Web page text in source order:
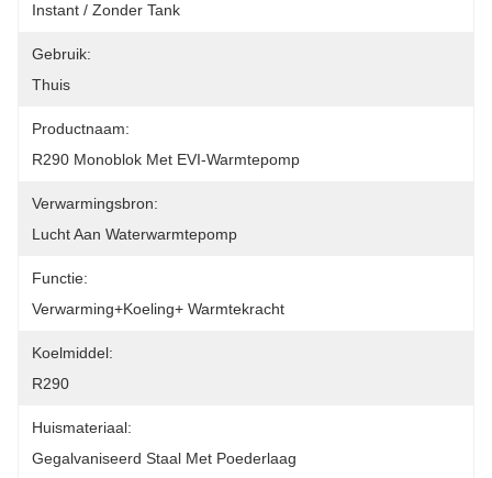
Instant / Zonder Tank
Gebruik:
Thuis
Productnaam:
R290 Monoblok Met EVI-Warmtepomp
Verwarmingsbron:
Lucht Aan Waterwarmtepomp
Functie:
Verwarming+koeling+ Warmtekracht
Koelmiddel:
R290
Huismateriaal:
Gegalvaniseerd Staal Met Poederlaag